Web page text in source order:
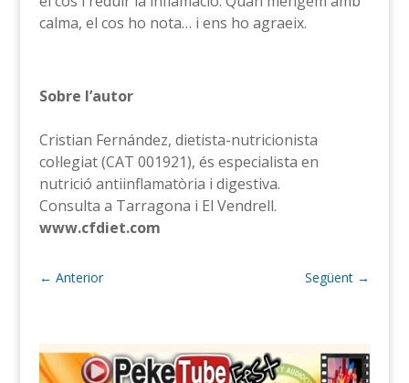
calma, el cos ho nota… i ens ho agraeix.
Sobre l’autor
Cristian Fernández, dietista-nutricionista
col·legiat (CAT 001921), és especialista en
nutrició antiinflamatòria i digestiva.
Consulta a Tarragona i El Vendrell.
www.cfdiet.com
← Anterior Següent →